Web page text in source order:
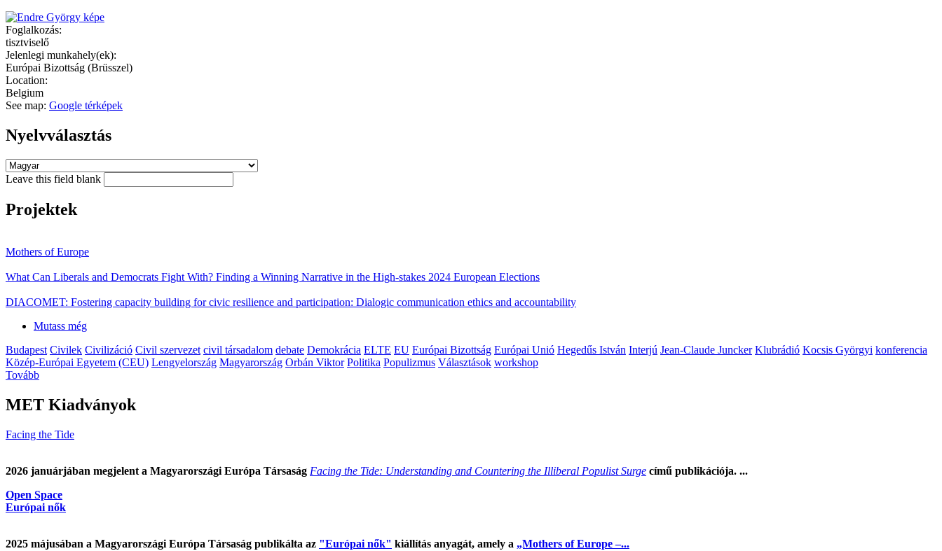
Foglalkozás:
tisztviselő
Jelenlegi munkahely(ek):
Európai Bizottság (Brüsszel)
Location:
Belgium
See map: Google térképek
Nyelvválasztás
Leave this field blank
Projektek
Mothers of Europe
What Can Liberals and Democrats Fight With? Finding a Winning Narrative in the High-stakes 2024 European Elections
DIACOMET: Fostering capacity building for civic resilience and participation: Dialogic communication ethics and accountability
Mutass még
Budapest Civilek Civilizáció Civil szervezet civil társadalom debate Demokrácia ELTE EU Európai Bizottság Európai Unió Hegedűs István Interjú Jean-Claude Juncker Klubrádió Kocsis Györgyi konferencia
Közép-Európai Egyetem (CEU) Lengyelország Magyarország Orbán Viktor Politika Populizmus Választások workshop
Tovább
MET Kiadványok
Facing the Tide
2026 januárjában megjelent a Magyarországi Európa Társaság Facing the Tide: Understanding and Countering the Illiberal Populist Surge című publikációja. ...
Open Space
Európai nők
2025 májusában a Magyarországi Európa Társaság publikálta az "Európai nők" kiállítás anyagát, amely a „Mothers of Europe –...